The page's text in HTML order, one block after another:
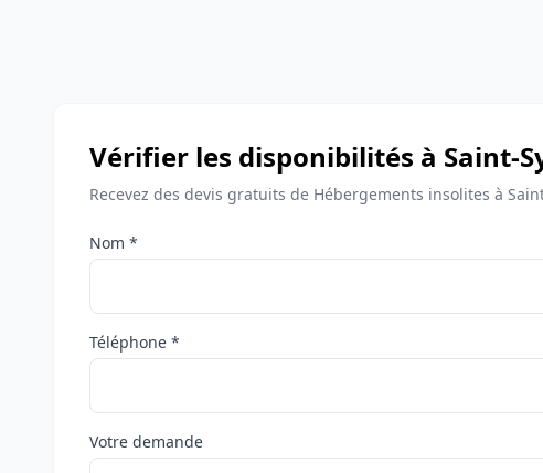
Vérifier les disponibilités à Saint-
Recevez des devis gratuits de Hébergements insolites à
Nom *
Téléphone *
Votre demande